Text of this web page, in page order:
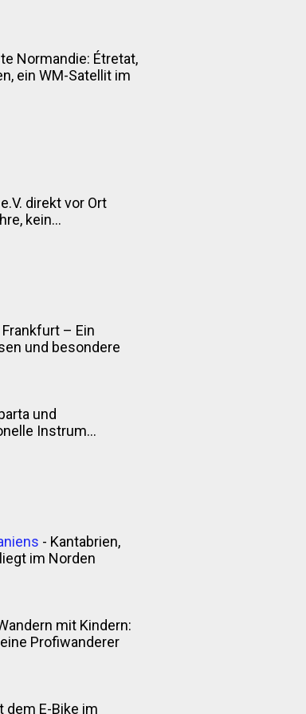
Normandie: Étretat,
ein WM-Satellit im
direkt vor Ort
kein...
– Ein
und besondere
und
Instrum...
- Kantabrien,
im Norden
mit Kindern:
Profiwanderer
dem E-Bike im